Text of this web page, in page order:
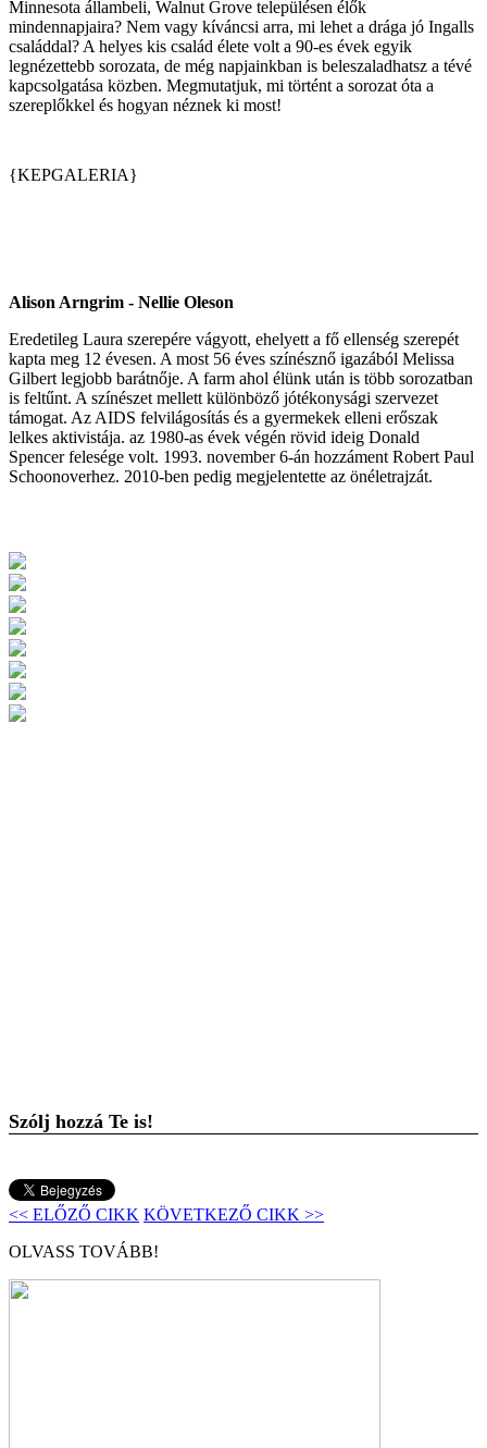
Minnesota állambeli, Walnut Grove településen élők
mindennapjaira? Nem vagy kíváncsi arra, mi lehet a drága jó Ingalls
családdal? A helyes kis család élete volt a 90-es évek egyik
legnézettebb sorozata, de még napjainkban is beleszaladhatsz a tévé
kapcsolgatása közben. Megmutatjuk, mi történt a sorozat óta a
szereplőkkel és hogyan néznek ki most!
{KEPGALERIA}
Alison Arngrim - Nellie Oleson
Eredetileg Laura szerepére vágyott, ehelyett a fő ellenség szerepét
kapta meg 12 évesen. A most 56 éves színésznő igazából Melissa
Gilbert legjobb barátnője. A farm ahol élünk után is több sorozatban
is feltűnt. A színészet mellett különböző jótékonysági szervezet
támogat. Az AIDS felvilágosítás és a gyermekek elleni erőszak
lelkes aktivistája. az 1980-as évek végén rövid ideig Donald
Spencer felesége volt. 1993. november 6-án hozzáment Robert Paul
Schoonoverhez. 2010-ben pedig megjelentette az önéletrajzát.
Szólj hozzá Te is!
<< ELŐZŐ CIKK KÖVETKEZŐ CIKK >>
OLVASS TOVÁBB!